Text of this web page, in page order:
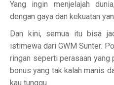
Yang ingin menjelajah
dengan gaya dan kekuatan
Dan kini, semua itu bisa
istimewa dari GWM Sunter.
ringan seperti perasaan yang
bonus yang tak kalah manis
kau tunggu.